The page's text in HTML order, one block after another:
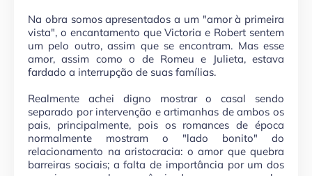
Na obra somos apresentados a um "amor à primeira
vista", o encantamento que Victoria e Robert sentem
um pelo outro, assim que se encontram. Mas esse
amor, assim como o de Romeu e Julieta, estava
fardado a interrupção de suas famílias.
Realmente achei digno mostrar o casal sendo
separado por intervenção e artimanhas de ambos os
pais, principalmente, pois os romances de época
normalmente mostram o "lado bonito" do
relacionamento na aristocracia: o amor que quebra
barreiras sociais; a falta de importância por um dos